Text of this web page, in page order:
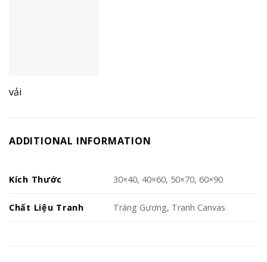
vải
ADDITIONAL INFORMATION
Kích Thước 30×40, 40×60, 50×70, 60×90
Chất Liệu Tranh Tráng Gương, Tranh Canvas